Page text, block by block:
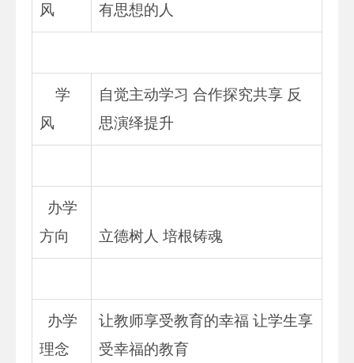
风
有思想的人
学
风
自觉主动学习 合作探究共享 反
思演绎提升
办学
方向
立德树人 培根铸魂
办学
理念
让教师享受教育的幸福 让学生享
受幸福的教育